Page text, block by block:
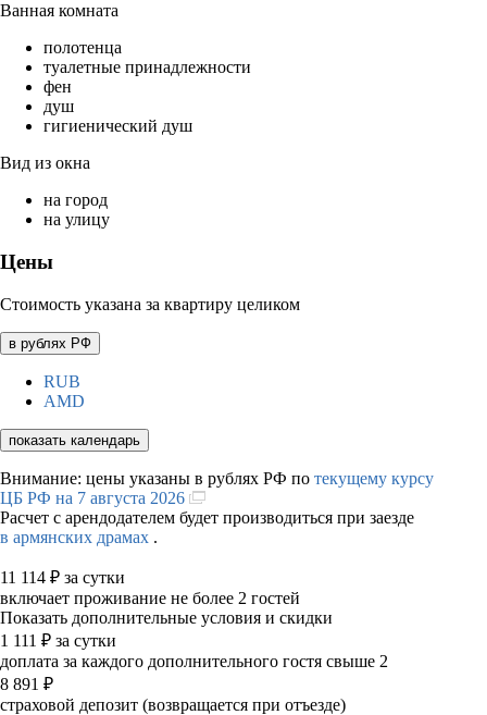
Ванная комната
полотенца
туалетные принадлежности
фен
душ
гигиенический душ
Вид из окна
на город
на улицу
Цены
Стоимость указана за квартиру целиком
в рублях РФ
RUB
AMD
показать календарь
Внимание: цены указаны в рублях РФ по текущему курсу
ЦБ РФ на 7 августа 2026
Расчет с арендодателем будет производиться при заезде
в армянских драмах .
11 114 ₽ за сутки
включает проживание не более 2 гостей
Показать дополнительные условия и скидки
1 111 ₽ за сутки
доплата за каждого дополнительного гостя свыше 2
8 891 ₽
страховой депозит (возвращается при отъезде)